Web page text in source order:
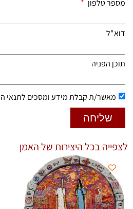
מספר טלפון
דוא"ל
תוכן הפניה
מאשר/ת קבלת מידע ומסכים לתנאי
שליחה
לצפייה בכל היצירות של האמן